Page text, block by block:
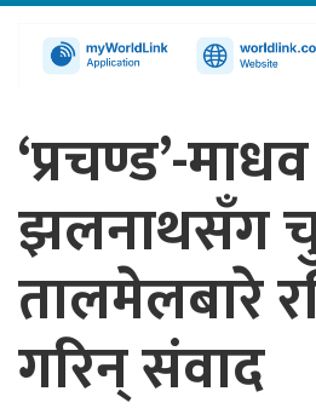
‘प्रचण्ड’-
झलनाथसँग
तालमेलबारे
गरिन् संवाद